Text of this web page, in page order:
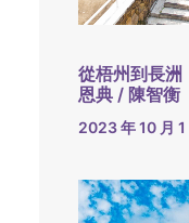
從梧州到長洲
恩典 / 陳智衡
2023 年 10 月 1